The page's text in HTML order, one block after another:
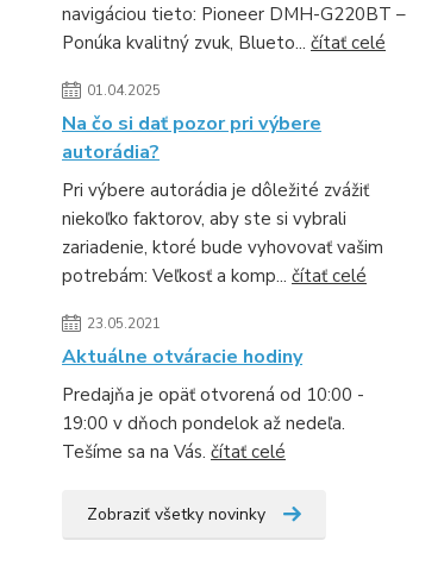
navigáciou tieto: Pioneer DMH-G220BT –
Ponúka kvalitný zvuk, Blueto... čítať celé
01.04.2025
Na čo si dať pozor pri výbere
autorádia?
Pri výbere autorádia je dôležité zvážiť
niekoľko faktorov, aby ste si vybrali
zariadenie, ktoré bude vyhovovať vašim
potrebám: Veľkosť a komp... čítať celé
23.05.2021
Aktuálne otváracie hodiny
Predajňa je opäť otvorená od 10:00 -
19:00 v dňoch pondelok až nedeľa.
Tešíme sa na Vás. čítať celé
Zobraziť všetky novinky